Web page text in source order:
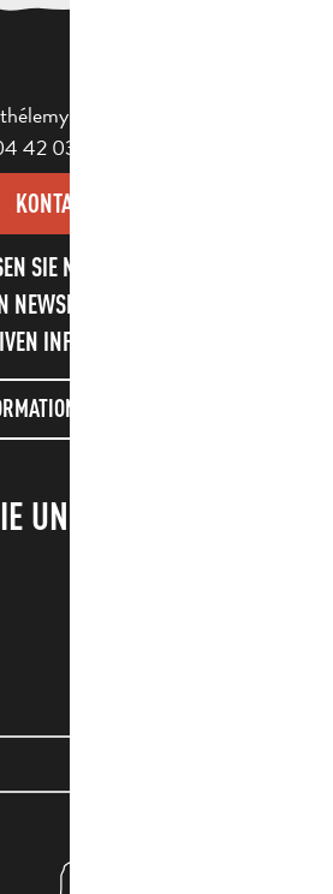
- 13400 Aubagne
42 03 49 98
KONTAKT
SIE NICHT UNSEREN
NEWSLETTER UND UNSERE
INFORMATIONEN!
LETTER
UNS!